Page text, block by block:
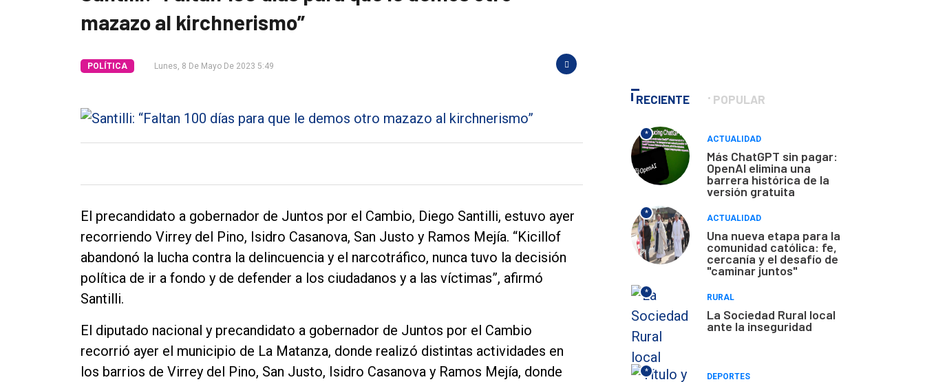
Tendencia
Nosotros
Contacto
mazazo al kirchnerismo”
POLÍTICA Lunes, 8 De Mayo De 2023 5:49
El precandidato a gobernador de Juntos por el Cambio, Diego Santilli, estuvo ayer
recorriendo Virrey del Pino, Isidro Casanova, San Justo y Ramos Mejía. “Kicillof
abandonó la lucha contra la delincuencia y el narcotráfico, nunca tuvo la decisión
política de ir a fondo y de defender a los ciudadanos y a las víctimas”, afirmó
Santilli.
El diputado nacional y precandidato a gobernador de Juntos por el Cambio
recorrió ayer el municipio de La Matanza, donde realizó distintas actividades en
los barrios de Virrey del Pino, San Justo, Isidro Casanova y Ramos Mejía, donde
RECIENTE POPULAR
*
ACTUALIDAD
Más ChatGPT sin pagar:
OpenAI elimina una
barrera histórica de la
versión gratuita
*
ACTUALIDAD
Una nueva etapa para la
comunidad católica: fe,
cercanía y el desafío de
"caminar juntos"
*
RURAL
La Sociedad Rural local
ante la inseguridad
*
DEPORTES